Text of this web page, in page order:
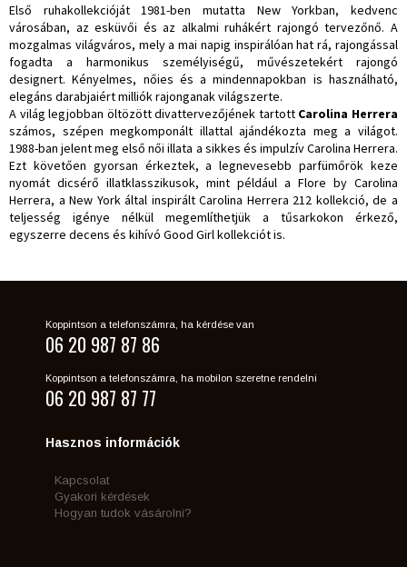
Első ruhakollekcióját 1981-ben mutatta New Yorkban, kedvenc
városában, az esküvői és az alkalmi ruhákért rajongó tervezőnő. A
mozgalmas világváros, mely a mai napig inspirálóan hat rá, rajongással
fogadta a harmonikus személyiségű, művészetekért rajongó
designert. Kényelmes, nőies és a mindennapokban is használható,
elegáns darabjaiért milliók rajonganak világszerte.
A világ legjobban öltözött divattervezőjének tartott Carolina Herrera
számos, szépen megkomponált illattal ajándékozta meg a világot.
1988-ban jelent meg első női illata a sikkes és impulzív Carolina Herrera.
Ezt követően gyorsan érkeztek, a legnevesebb parfümőrök keze
nyomát dicsérő illatklasszikusok, mint például a Flore by Carolina
Herrera, a New York által inspirált Carolina Herrera 212 kollekció, de a
teljesség igénye nélkül megemlíthetjük a tűsarkokon érkező,
egyszerre decens és kihívó Good Girl kollekciót is.
Koppintson a telefonszámra, ha kérdése van
06 20 987 87 86
Koppintson a telefonszámra, ha mobilon szeretne rendelni
06 20 987 87 77
Hasznos információk
Kapcsolat
Gyakori kérdések
Hogyan tudok vásárolni?